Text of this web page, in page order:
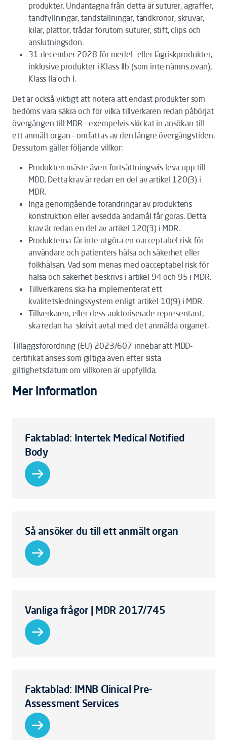
produkter. Undantagna från detta är suturer, agraffer,
tandfyllningar, tandställningar, tandkronor, skruvar,
kilar, plattor, trådar förutom suturer, stift, clips och
anslutningsdon.
31 december 2028 för medel- eller lågriskprodukter,
inklusive produkter i Klass IIb (som inte nämns ovan),
Klass IIa och I.
Det är också viktigt att notera att endast produkter som
bedöms vara säkra och för vilka tillverkaren redan påbörjat
övergången till MDR – exempelvis skickat in ansökan till
ett anmält organ – omfattas av den längre övergångstiden.
Dessutom gäller följande villkor:
Produkten måste även fortsättningsvis leva upp till
MDD. Detta krav är redan en del av artikel 120(3) i
MDR.
Inga genomgående förändringar av produktens
konstruktion eller avsedda ändamål får göras. Detta
krav är redan en del av artikel 120(3) i MDR.
Produkterna får inte utgöra en oacceptabel risk för
användare och patienters hälsa och säkerhet eller
folkhälsan. Vad som menas med oacceptabel risk för
hälsa och säkerhet beskrivs i artikel 94 och 95 i MDR.
Tillverkarens ska ha implementerat ett
kvalitetsledningssystem enligt artikel 10(9) i MDR.
Tillverkaren, eller dess auktoriserade representant,
ska redan ha skrivit avtal med det anmälda organet.
Tilläggsförordning (EU) 2023/607 innebär att MDD-
certifikat anses som giltiga även efter sista
giltighetsdatum om villkoren är uppfyllda.
Mer information
Faktablad: Intertek Medical Notified
Body
Så ansöker du till ett anmält organ
Vanliga frågor | MDR 2017/745
Faktablad: IMNB Clinical Pre-
Assessment Services